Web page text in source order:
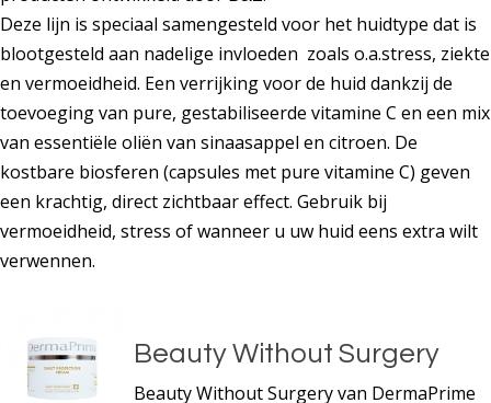
Deze lijn is speciaal samengesteld voor het huidtype dat is
blootgesteld aan nadelige invloeden zoals o.a.stress, ziekte
en vermoeidheid. Een verrijking voor de huid dankzij de
toevoeging van pure, gestabiliseerde vitamine C en een mix
van essentiële oliën van sinaasappel en citroen. De
kostbare biosferen (capsules met pure vitamine C) geven
een krachtig, direct zichtbaar effect. Gebruik bij
vermoeidheid, stress of wanneer u uw huid eens extra wilt
verwennen.
Beauty Without Surgery
Beauty Without Surgery van DermaPrime